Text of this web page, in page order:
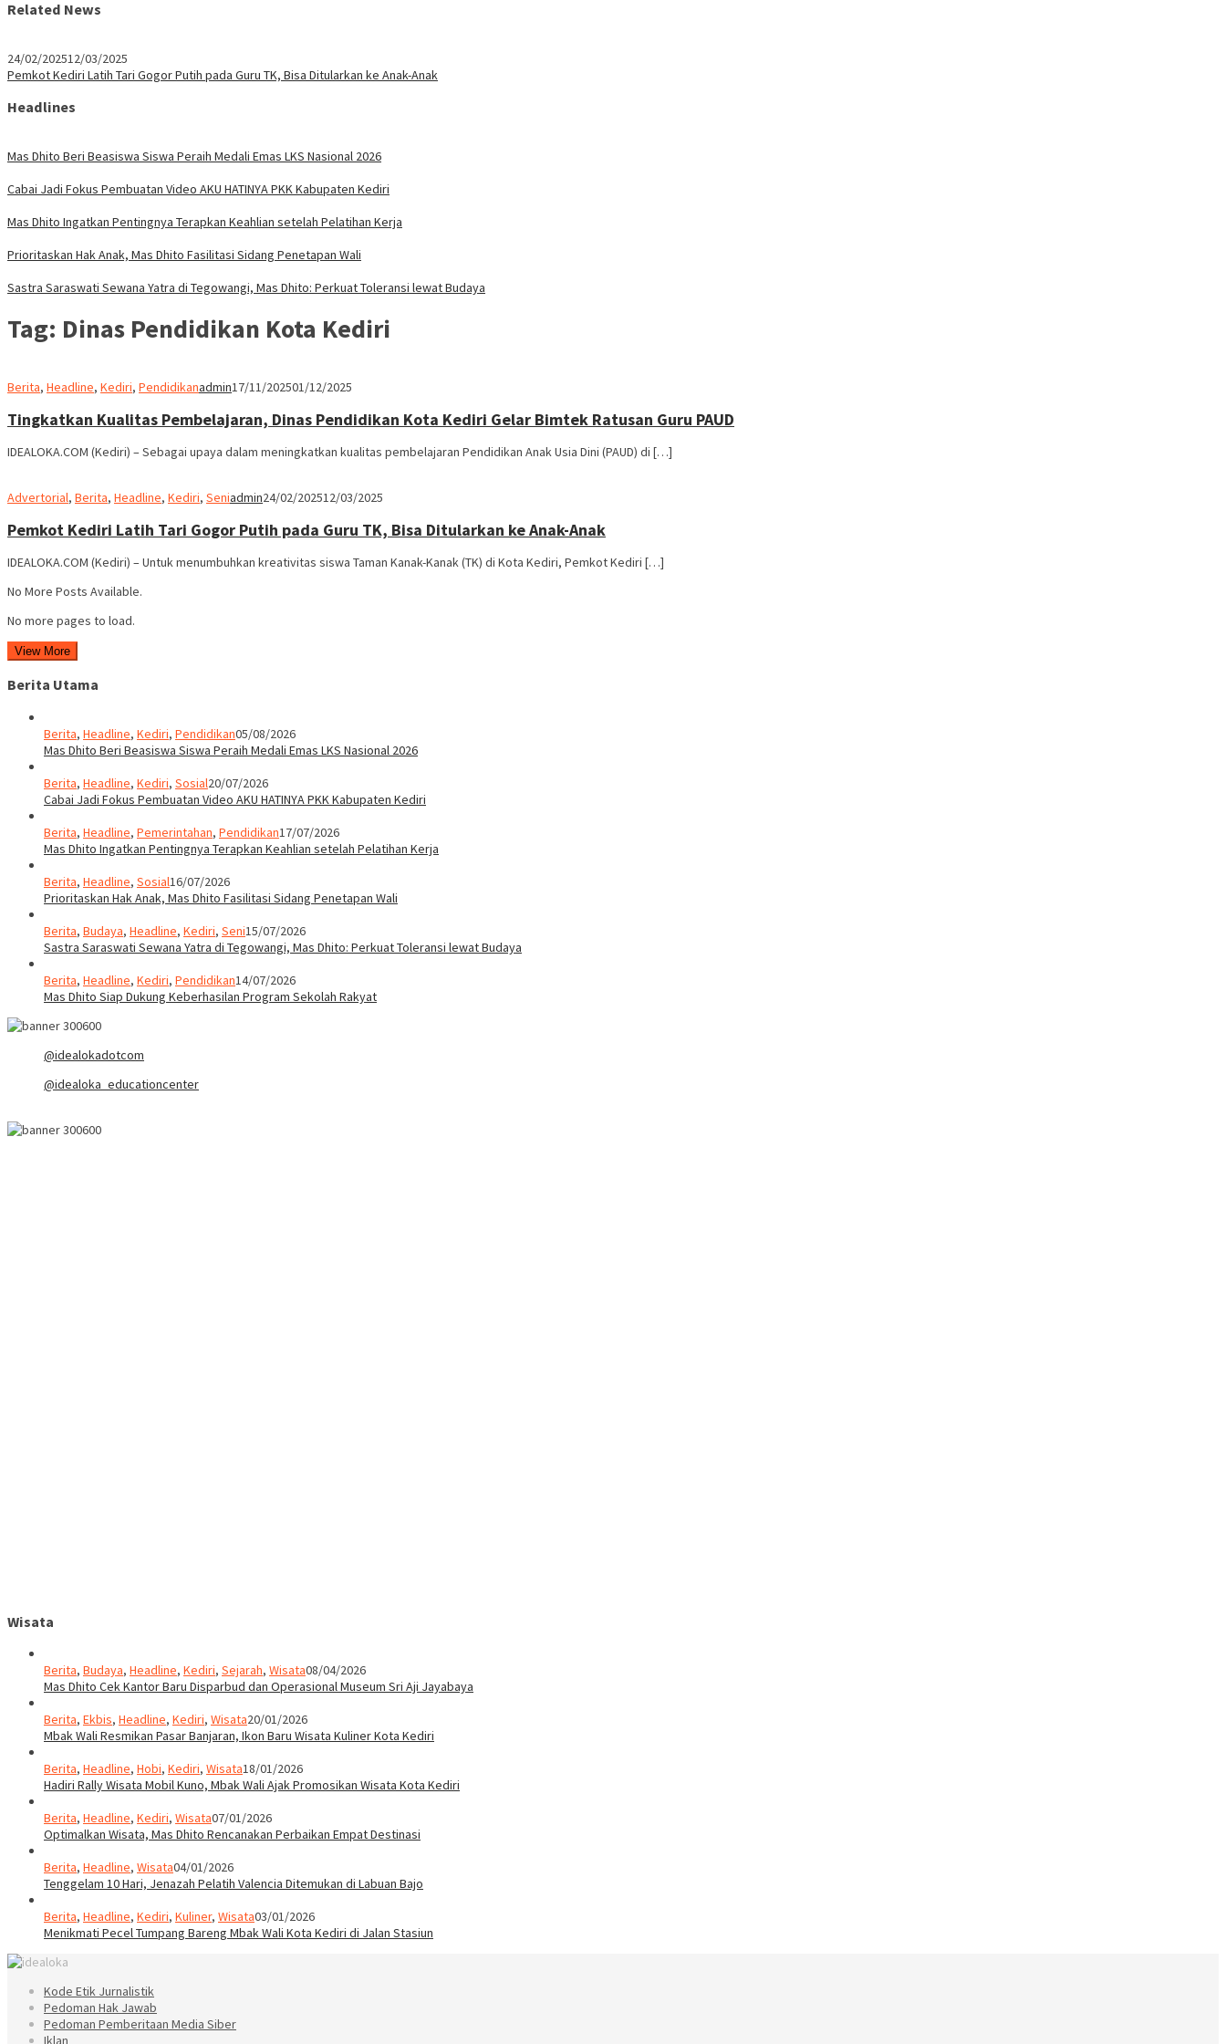
Related News
24/02/202512/03/2025
Pemkot Kediri Latih Tari Gogor Putih pada Guru TK, Bisa Ditularkan ke Anak-Anak
Headlines
Mas Dhito Beri Beasiswa Siswa Peraih Medali Emas LKS Nasional 2026
Cabai Jadi Fokus Pembuatan Video AKU HATINYA PKK Kabupaten Kediri
Mas Dhito Ingatkan Pentingnya Terapkan Keahlian setelah Pelatihan Kerja
Prioritaskan Hak Anak, Mas Dhito Fasilitasi Sidang Penetapan Wali
Sastra Saraswati Sewana Yatra di Tegowangi, Mas Dhito: Perkuat Toleransi lewat Budaya
Tag: Dinas Pendidikan Kota Kediri
Berita, Headline, Kediri, Pendidikanadmin17/11/202501/12/2025
Tingkatkan Kualitas Pembelajaran, Dinas Pendidikan Kota Kediri Gelar Bimtek Ratusan Guru PAUD
IDEALOKA.COM (Kediri) – Sebagai upaya dalam meningkatkan kualitas pembelajaran Pendidikan Anak Usia Dini (PAUD) di […]
Advertorial, Berita, Headline, Kediri, Seniadmin24/02/202512/03/2025
Pemkot Kediri Latih Tari Gogor Putih pada Guru TK, Bisa Ditularkan ke Anak-Anak
IDEALOKA.COM (Kediri) – Untuk menumbuhkan kreativitas siswa Taman Kanak-Kanak (TK) di Kota Kediri, Pemkot Kediri […]
No More Posts Available.
No more pages to load.
View More
Berita Utama
Berita, Headline, Kediri, Pendidikan05/08/2026
Mas Dhito Beri Beasiswa Siswa Peraih Medali Emas LKS Nasional 2026
Berita, Headline, Kediri, Sosial20/07/2026
Cabai Jadi Fokus Pembuatan Video AKU HATINYA PKK Kabupaten Kediri
Berita, Headline, Pemerintahan, Pendidikan17/07/2026
Mas Dhito Ingatkan Pentingnya Terapkan Keahlian setelah Pelatihan Kerja
Berita, Headline, Sosial16/07/2026
Prioritaskan Hak Anak, Mas Dhito Fasilitasi Sidang Penetapan Wali
Berita, Budaya, Headline, Kediri, Seni15/07/2026
Sastra Saraswati Sewana Yatra di Tegowangi, Mas Dhito: Perkuat Toleransi lewat Budaya
Berita, Headline, Kediri, Pendidikan14/07/2026
Mas Dhito Siap Dukung Keberhasilan Program Sekolah Rakyat
@idealokadotcom
@idealoka_educationcenter
Wisata
Berita, Budaya, Headline, Kediri, Sejarah, Wisata08/04/2026
Mas Dhito Cek Kantor Baru Disparbud dan Operasional Museum Sri Aji Jayabaya
Berita, Ekbis, Headline, Kediri, Wisata20/01/2026
Mbak Wali Resmikan Pasar Banjaran, Ikon Baru Wisata Kuliner Kota Kediri
Berita, Headline, Hobi, Kediri, Wisata18/01/2026
Hadiri Rally Wisata Mobil Kuno, Mbak Wali Ajak Promosikan Wisata Kota Kediri
Berita, Headline, Kediri, Wisata07/01/2026
Optimalkan Wisata, Mas Dhito Rencanakan Perbaikan Empat Destinasi
Berita, Headline, Wisata04/01/2026
Tenggelam 10 Hari, Jenazah Pelatih Valencia Ditemukan di Labuan Bajo
Berita, Headline, Kediri, Kuliner, Wisata03/01/2026
Menikmati Pecel Tumpang Bareng Mbak Wali Kota Kediri di Jalan Stasiun
Kode Etik Jurnalistik
Pedoman Hak Jawab
Pedoman Pemberitaan Media Siber
Iklan